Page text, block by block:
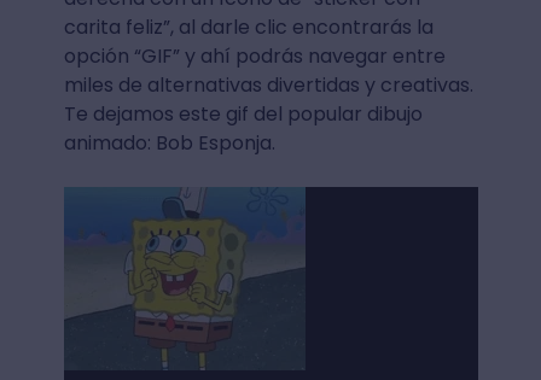
carita feliz”, al darle clic encontrarás la
opción “GIF” y ahí podrás navegar entre
miles de alternativas divertidas y creativas.
Te dejamos este gif del popular dibujo
animado: Bob Esponja.